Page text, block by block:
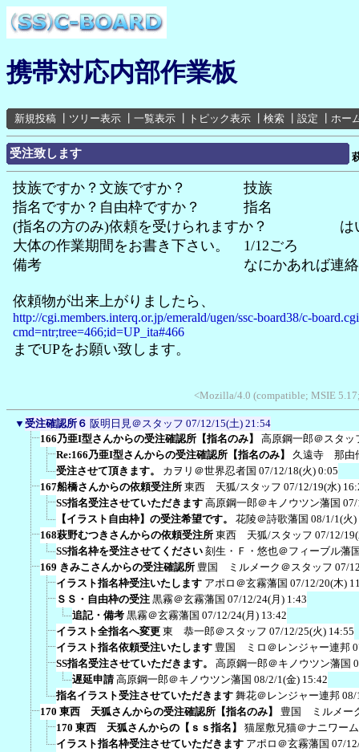
携帯対応内部作業板
新規投稿 ツリー表示 一覧表示 トピック表示 検索 設定 ホー
受注致します
技族ですか？文族ですか？ 技族
指名ですか？自由枠ですか？ 指名
(指名の方のみ)依頼を受けられますか？ は
大体の作業期間をお書き下さい。 1/12ごろ
備考 なにかあれば連絡致し
依頼物が出来上がりましたら、
http://cgi.members.interq.or.jp/emerald/ugen/ssc-board38/c-
cmd=ntr;tree=466;id=UP_ita#466
までUPをお願い致します。
<Mozilla/4.0 (compatible; MSIE
▼ 受注確認所６ 阪明日見＠スタッフ 07/12/15(土) 21:54
166乃亜I型さんからの受注確認所【指名のみ】
高原鋼一郎＠スタッ
Re:166乃亜I型さんからの受注確認所【指名のみ】
久遠寺 那由
受注させて頂きます。
カヲリ＠世界忍者国 07/12/18(火) 0:05
167船橋さんからの依頼受注所 東西 天狐/スタッフ 07/12/19(水)
SS指名受注させていただきます 高原鋼一郎＠キノウツン藩国
【イラスト自由枠】の受注希望です。
花陵＠詩歌藩国 08/1/1(火)
168萩野むつきさんからの依頼受注所 東西 天狐/スタッフ 07/12/
SS指名枠を受注させてください 刻生・Ｆ・悠也＠フィーブル藩
169 きみこさんからの受注確認所 豊国 ミルメーク＠スタッフ 07/
イラスト指名枠受注いたします アポロ＠玄霧藩国 07/12/20(木)
ＳＳ・自由枠の受注 黒霧＠玄霧藩国 07/12/24(月) 1:43
追記・備考 黒霧＠玄霧藩国 07/12/24(月) 13:42
イラスト全指名へ変更 東 恭一郎＠スタッフ 07/12/25(火) 14:55
イラスト指名依頼受注いたします 豊国 ミロ＠レンジャー連邦
SS指名受注させていただきます。
高原鋼一郎＠キノウツン藩国
遅延申請 高原鋼一郎＠キノウツン藩国 08/2/1(金) 15:42
指名イラスト受注させていただきます 舞花＠レンジャー連邦 08/
170 東西 天狐さんからの受注確認所【指名のみ】
豊国 ミルメー
170 東西 天狐さんからの【ｓｓ指名】
猫屋敷兄猫＠ナニワー
イラスト指名枠受注させていただきます アポロ＠玄霧藩国 07/